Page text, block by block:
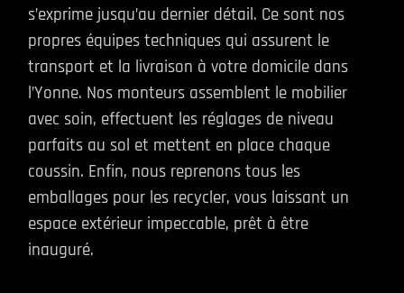
s’exprime jusqu’au dernier détail. Ce sont nos
propres équipes techniques qui assurent le
transport et la livraison à votre domicile dans
l’Yonne. Nos monteurs assemblent le mobilier
avec soin, effectuent les réglages de niveau
parfaits au sol et mettent en place chaque
coussin. Enfin, nous reprenons tous les
emballages pour les recycler, vous laissant un
espace extérieur impeccable, prêt à être
inauguré.